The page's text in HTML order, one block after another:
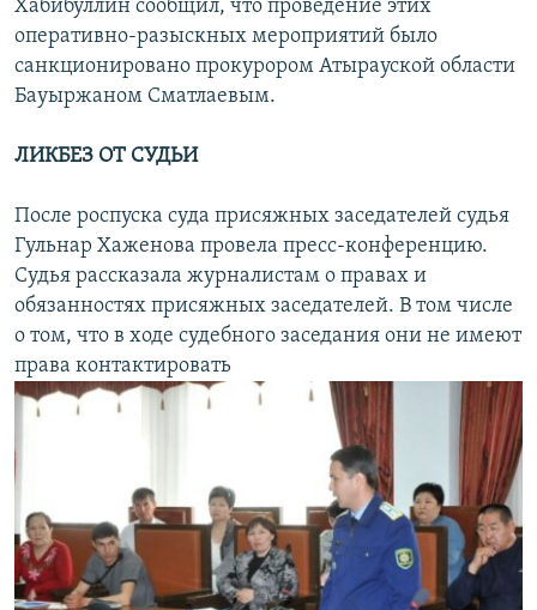
Хабибуллин сообщил, что проведение этих
оперативно-разыскных мероприятий было
санкционировано прокурором Атырауской области
Бауыржаном Сматлаевым.
ЛИКБЕЗ ОТ СУДЬИ
После роспуска суда присяжных заседателей судья
Гульнар Хаженова провела пресс-конференцию.
Судья рассказала журналистам о правах и
обязанностях присяжных заседателей. В том числе
о том, что в ходе судебного заседания они не имеют
права контактировать